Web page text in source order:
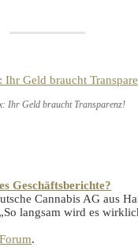
Ihr Geld braucht Transparenz!
Geschäftsberichte?
Cannabis AG aus
langsam wird es
Forum.